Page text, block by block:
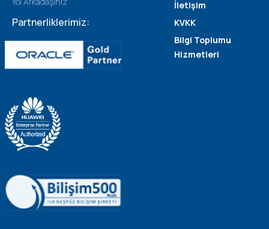
Partnerliklerimiz:
İletişim
KVKK
Bilgi Toplumu
Hizmetleri